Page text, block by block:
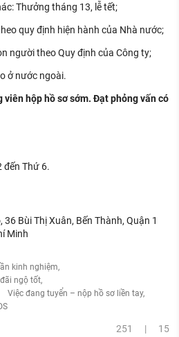
Thưởng tháng 13, lễ tết;
quy định hiện hành của Nhà nước;
người theo Quy định của Công ty;
ở nước ngoài.
hộp hồ sơ sớm. Đạt phỏng vấn có
đến Thứ 6.
Bùi Thị Xuân, Bến Thành, Quận 1
Minh
kinh nghiệm
ngộ tốt
Việc đang tuyển – nộp hồ sơ liền tay
251 | 15